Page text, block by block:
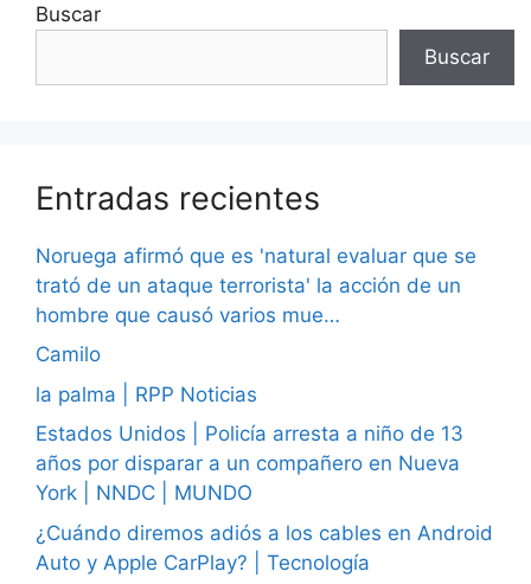
Buscar
Buscar
Entradas recientes
Noruega afirmó que es 'natural evaluar que se
trató de un ataque terrorista' la acción de un
hombre que causó varios mue…
Camilo
la palma | RPP Noticias
Estados Unidos | Policía arresta a niño de 13
años por disparar a un compañero en Nueva
York | NNDC | MUNDO
¿Cuándo diremos adiós a los cables en Android
Auto y Apple CarPlay? | Tecnología